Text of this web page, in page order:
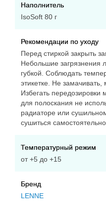
подкладка 100% полиэстер.
Температурный режим от
Производство Lenne,
Наполнитель
IsoSoft 80 г
Рекомендации по уходу
Перед стиркой закрыть
Небольшие загрязнения
губкой. Соблюдать
этикетке. Не замачивать,
Избегать
для полоскания не
радиаторе или
сушиться самостоятельно
Температурный режим
от +5 до +15
Бренд
LENNE